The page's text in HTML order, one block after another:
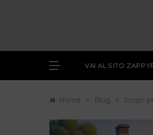
VAI AL SITO
Home » Blog » Scopri